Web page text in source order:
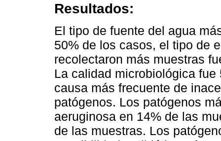
Resultados:
El tipo de fuente del agua
50% de los casos, el tipo de
recolectaron más muestras
La calidad microbiológica
causa más frecuente de
patógenos. Los patógenos
aeruginosa en 14% de las
de las muestras. Los